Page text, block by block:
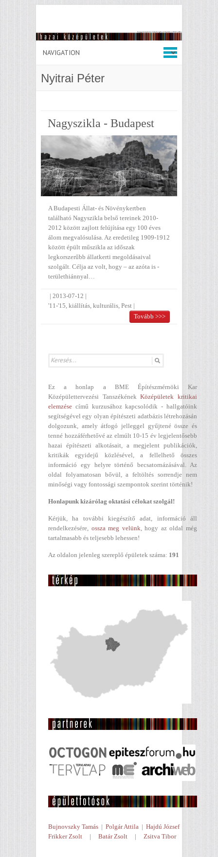
Nyitrai Péter
Nagyszikla - Budapest
A Budapesti Állat- és Növénykertben
található Nagyszikla belső tereinek 2010-
2012 között zajlott felújítása egy 100 éves
álom megvalósulása. Az eredetileg 1909-1912
között épült műszikla az időszak
legkorszerűbb állatkerti megoldásaival
szolgált. Célja az volt, hogy – az azóta is -
területhiánnyal…
| 2013-07-12 |
'11-'15, kiállítás, kulturális, Pest |
Tovább >>>
Ez a honlap a BME Építészmérnöki Kar
Középülettervezési TanszékénekKözépületek kritikai
elemzése című kurzusához kapcsolódik - hallgatóink
segítségével egy olyan építészeti adatbázis létrehozásán
dolgozunk, amely átfogó jelleggel gyűjtené össze és
tenné hozzáférhetővé az elmúlt 10-15 év legjelentősebb
hazai építészeti alkotásait, a megjelent publikációk,
kritikák egyidejű közlésével, a fellelhető összes
információ egy helyre történő becsatornázásával. Az
oldal folyamatosan bővül, a feltöltés sorrendje nem
minőségi vagy fontossági szempontok szerint történik!
Honlapunk kizárólag oktatási célokat szolgál!
Kérjük, ha további kiegészítő adat, információ áll
rendelkezésére, ossza meg velünk, hogy az oldal még
tartalmasabb és teljesebb lehessen!
Az oldalon jelenleg szereplő épületek száma: 191
Bujnovszky Tamás | Polgár Attila | Hajdú József
Frikker Zsolt | Batár Zsolt | Zsitva Tibor